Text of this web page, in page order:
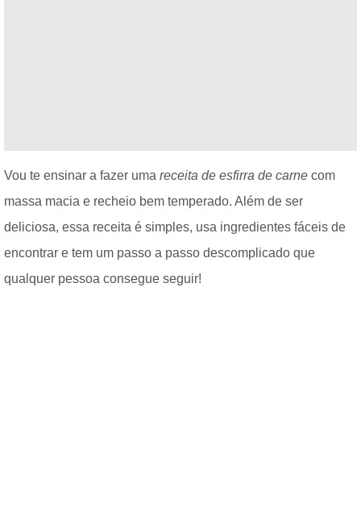
Vou te ensinar a fazer uma receita de esfirra de carne com
massa macia e recheio bem temperado. Além de ser
deliciosa, essa receita é simples, usa ingredientes fáceis de
encontrar e tem um passo a passo descomplicado que
qualquer pessoa consegue seguir!